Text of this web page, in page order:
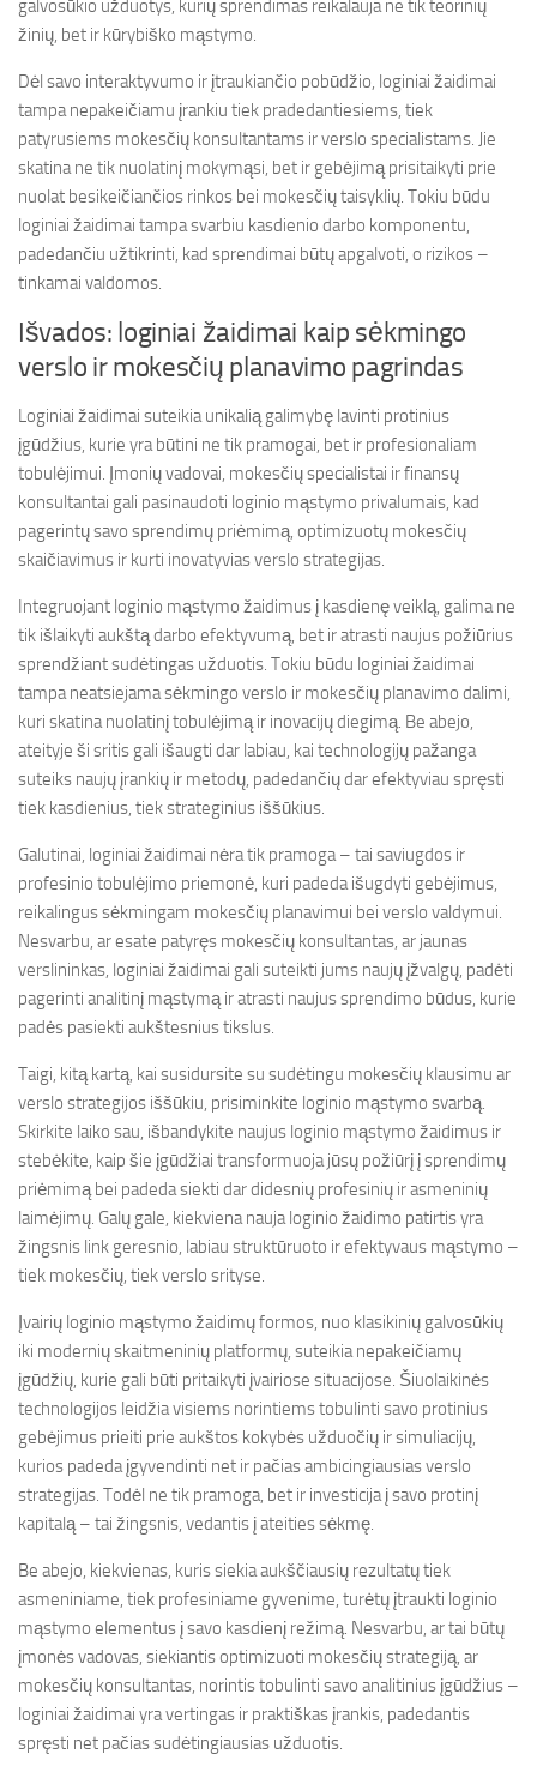
galvosūkio užduotys, kurių sprendimas reikalauja ne tik teorinių
žinių, bet ir kūrybiško mąstymo.
Dėl savo interaktyvumo ir įtraukiančio pobūdžio, loginiai žaidimai
tampa nepakeičiamu įrankiu tiek pradedantiesiems, tiek
patyrusiems mokesčių konsultantams ir verslo specialistams. Jie
skatina ne tik nuolatinį mokymąsi, bet ir gebėjimą prisitaikyti prie
nuolat besikeičiančios rinkos bei mokesčių taisyklių. Tokiu būdu
loginiai žaidimai tampa svarbiu kasdienio darbo komponentu,
padedančiu užtikrinti, kad sprendimai būtų apgalvoti, o rizikos –
tinkamai valdomos.
Išvados: loginiai žaidimai kaip sėkmingo
verslo ir mokesčių planavimo pagrindas
Loginiai žaidimai suteikia unikalią galimybę lavinti protinius
įgūdžius, kurie yra būtini ne tik pramogai, bet ir profesionaliam
tobulėjimui. Įmonių vadovai, mokesčių specialistai ir finansų
konsultantai gali pasinaudoti loginio mąstymo privalumais, kad
pagerintų savo sprendimų priėmimą, optimizuotų mokesčių
skaičiavimus ir kurti inovatyvias verslo strategijas.
Integruojant loginio mąstymo žaidimus į kasdienę veiklą, galima ne
tik išlaikyti aukštą darbo efektyvumą, bet ir atrasti naujus požiūrius
sprendžiant sudėtingas užduotis. Tokiu būdu loginiai žaidimai
tampa neatsiejama sėkmingo verslo ir mokesčių planavimo dalimi,
kuri skatina nuolatinį tobulėjimą ir inovacijų diegimą. Be abejo,
ateityje ši sritis gali išaugti dar labiau, kai technologijų pažanga
suteiks naujų įrankių ir metodų, padedančių dar efektyviau spręsti
tiek kasdienius, tiek strateginius iššūkius.
Galutinai, loginiai žaidimai nėra tik pramoga – tai saviugdos ir
profesinio tobulėjimo priemonė, kuri padeda išugdyti gebėjimus,
reikalingus sėkmingam mokesčių planavimui bei verslo valdymui.
Nesvarbu, ar esate patyręs mokesčių konsultantas, ar jaunas
verslininkas, loginiai žaidimai gali suteikti jums naujų įžvalgų, padėti
pagerinti analitinį mąstymą ir atrasti naujus sprendimo būdus, kurie
padės pasiekti aukštesnius tikslus.
Taigi, kitą kartą, kai susidursite su sudėtingu mokesčių klausimu ar
verslo strategijos iššūkiu, prisiminkite loginio mąstymo svarbą.
Skirkite laiko sau, išbandykite naujus loginio mąstymo žaidimus ir
stebėkite, kaip šie įgūdžiai transformuoja jūsų požiūrį į sprendimų
priėmimą bei padeda siekti dar didesnių profesinių ir asmeninių
laimėjimų. Galų gale, kiekviena nauja loginio žaidimo patirtis yra
žingsnis link geresnio, labiau struktūruoto ir efektyvaus mąstymo –
tiek mokesčių, tiek verslo srityse.
Įvairių loginio mąstymo žaidimų formos, nuo klasikinių galvosūkių
iki modernių skaitmeninių platformų, suteikia nepakeičiamų
įgūdžių, kurie gali būti pritaikyti įvairiose situacijose. Šiuolaikinės
technologijos leidžia visiems norintiems tobulinti savo protinius
gebėjimus prieiti prie aukštos kokybės užduočių ir simuliacijų,
kurios padeda įgyvendinti net ir pačias ambicingiausias verslo
strategijas. Todėl ne tik pramoga, bet ir investicija į savo protinį
kapitalą – tai žingsnis, vedantis į ateities sėkmę.
Be abejo, kiekvienas, kuris siekia aukščiausių rezultatų tiek
asmeniniame, tiek profesiniame gyvenime, turėtų įtraukti loginio
mąstymo elementus į savo kasdienį režimą. Nesvarbu, ar tai būtų
įmonės vadovas, siekiantis optimizuoti mokesčių strategiją, ar
mokesčių konsultantas, norintis tobulinti savo analitinius įgūdžius –
loginiai žaidimai yra vertingas ir praktiškas įrankis, padedantis
spręsti net pačias sudėtingiausias užduotis.